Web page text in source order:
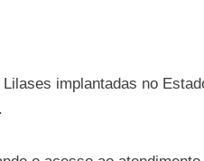
implantadas no